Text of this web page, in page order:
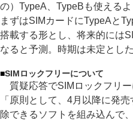
の）TypeA、TypeBも使える
まずはSIMカードにTypeAと
搭載する形とし、将来的には
なると予測。時期は未定とした
■SIMロックフリーについて
質疑応答でSIMロックフリ
「原則として、4月以降に発
除できるソフトを組み込んで